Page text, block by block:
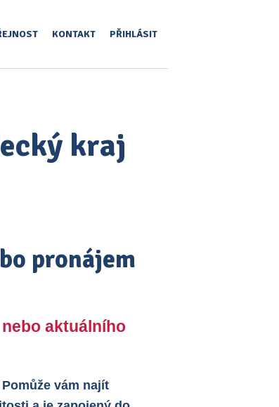
KONTAKT PŘIHLÁSIT
kraj
pronájem
aktuálního
vám najít